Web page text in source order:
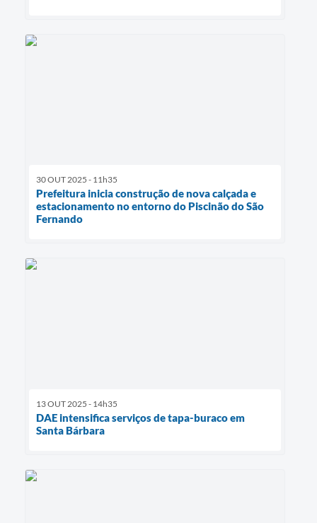
30 OUT 2025 - 11h35
Prefeitura inicia construção de nova calçada e
estacionamento no entorno do Piscinão do São
Fernando
13 OUT 2025 - 14h35
DAE intensifica serviços de tapa-buraco em
Santa Bárbara